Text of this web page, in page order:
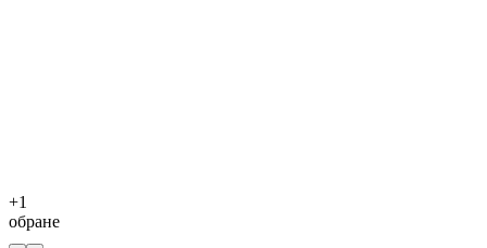
+1
обране